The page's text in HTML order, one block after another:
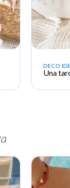
DECO
Una